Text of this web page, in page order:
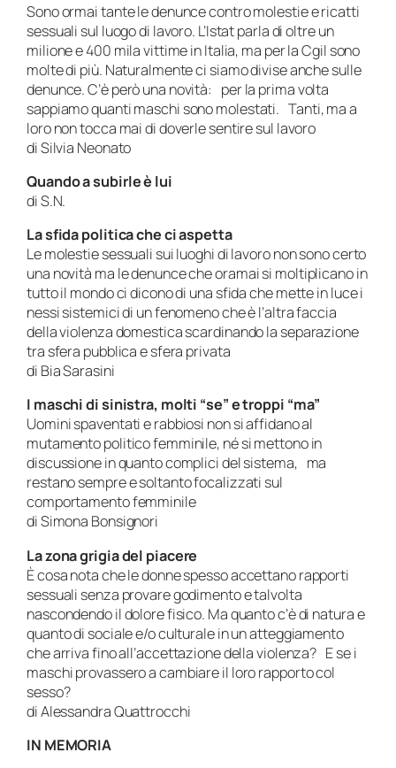
Sono ormai tante le denunce contro molestie e ricatti
sessuali sul luogo di lavoro. L’Istat parla di oltre un
milione e 400 mila vittime in Italia, ma per la Cgil sono
molte di più. Naturalmente ci siamo divise anche sulle
denunce. C’è però una novità: per la prima volta
sappiamo quanti maschi sono molestati. Tanti, ma a
loro non tocca mai di doverle sentire sul lavoro
di Silvia Neonato
Quando a subirle è lui
di S.N.
La sfida politica che ci aspetta
Le molestie sessuali sui luoghi di lavoro non sono certo
una novità ma le denunce che oramai si moltiplicano in
tutto il mondo ci dicono di una sfida che mette in luce i
nessi sistemici di un fenomeno che è l’altra faccia
della violenza domestica scardinando la separazione
tra sfera pubblica e sfera privata
di Bia Sarasini
I maschi di sinistra, molti “se” e troppi “ma”
Uomini spaventati e rabbiosi non si affidano al
mutamento politico femminile, né si mettono in
discussione in quanto complici del sistema, ma
restano sempre e soltanto focalizzati sul
comportamento femminile
di Simona Bonsignori
La zona grigia del piacere
È cosa nota che le donne spesso accettano rapporti
sessuali senza provare godimento e talvolta
nascondendo il dolore fisico. Ma quanto c’è di natura e
quanto di sociale e/o culturale in un atteggiamento
che arriva fino all’accettazione della violenza? E se i
maschi provassero a cambiare il loro rapporto col
sesso?
di Alessandra Quattrocchi
IN MEMORIA